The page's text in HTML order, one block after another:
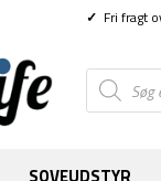
✓ Fri fragt
Products
search